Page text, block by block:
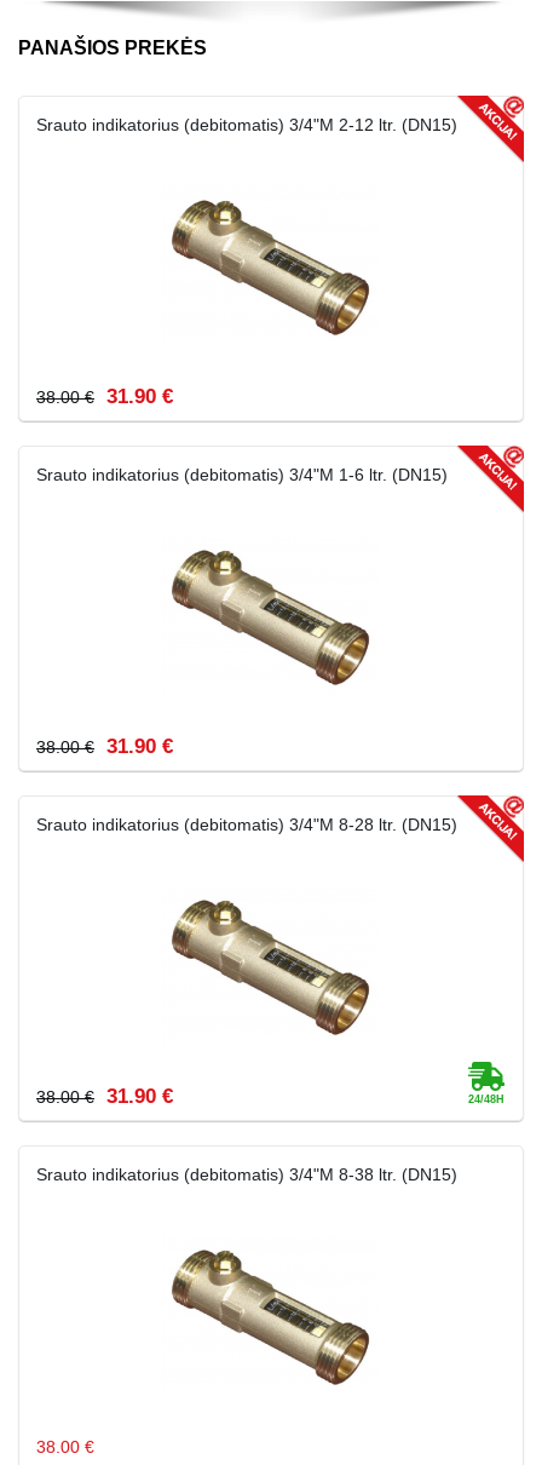
PANAŠIOS PREKĖS
Srauto indikatorius (debitomatis) 3/4"M 2-12 ltr. (DN15)
38.00 € 31.90 €
Srauto indikatorius (debitomatis) 3/4"M 1-6 ltr. (DN15)
38.00 € 31.90 €
Srauto indikatorius (debitomatis) 3/4"M 8-28 ltr. (DN15)
38.00 € 31.90 €
Srauto indikatorius (debitomatis) 3/4"M 8-38 ltr. (DN15)
38.00 €